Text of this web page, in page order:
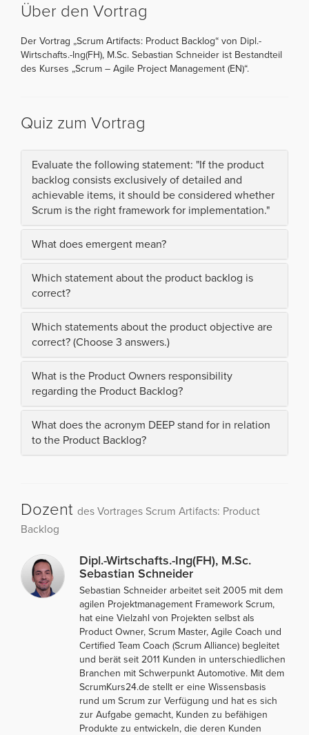
Über den Vortrag
Der Vortrag „Scrum Artifacts: Product Backlog“ von Dipl.-
Wirtschafts.-Ing(FH), M.Sc. Sebastian Schneider ist Bestandteil
des Kurses „Scrum – Agile Project Management (EN)“.
Quiz zum Vortrag
Evaluate the following statement: "If the product
backlog consists exclusively of detailed and
achievable items, it should be considered whether
Scrum is the right framework for implementation."
What does emergent mean?
Which statement about the product backlog is
correct?
Which statements about the product objective are
correct? (Choose 3 answers.)
What is the Product Owners responsibility
regarding the Product Backlog?
What does the acronym DEEP stand for in relation
to the Product Backlog?
Dozent des Vortrages Scrum Artifacts: Product
Backlog
Dipl.-Wirtschafts.-Ing(FH), M.Sc.
Sebastian Schneider
Sebastian Schneider arbeitet seit 2005 mit dem
agilen Projektmanagement Framework Scrum,
hat eine Vielzahl von Projekten selbst als
Product Owner, Scrum Master, Agile Coach und
Certified Team Coach (Scrum Alliance) begleitet
und berät seit 2011 Kunden in unterschiedlichen
Branchen mit Schwerpunkt Automotive. Mit dem
ScrumKurs24.de stellt er eine Wissensbasis
rund um Scrum zur Verfügung und hat es sich
zur Aufgabe gemacht, Kunden zu befähigen
Produkte zu entwickeln, die deren Kunden